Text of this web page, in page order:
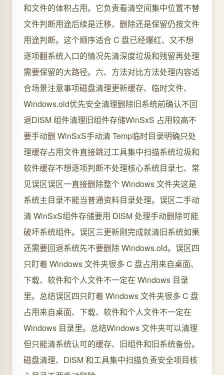
和文件的体积占用。它负责看清空间集中位置不替
文件判断用途后续是迁移、删除还是保留仍按文件
用途判断。这个顺序适合 C 盘已经爆红、又不想
逐项翻系统入口的情况先清深度垃圾和残留再处理
需要保留的大路径。六、方法对比方法处理内容适
合场景注意事项磁盘清理更新缓存、临时文件、
Windows.old优先安全清理删除旧系统前确认不回
退DISM 组件清理旧组件存储WinSxS 占用较高不
要手动删 WinSxS手动清 Temp临时目录明确只处
理缓存占用文件直接跳过工具集中扫描系统垃圾和
软件缓存不想逐项判断不处理核心系统目录七、常
见误区误区一直接删除整个 Windows 文件夹这是
系统主目录不能当普通资料目录处理。误区二手动
清 WinSxS组件存储要用 DISM 处理手动删除可能
破坏系统组件。误区三更新刚完成就清旧系统如果
还需要回退系统先不要删除 Windows.old。误区四
只盯着 Windows 文件夹很多 C 盘占用来自桌面、
下载、软件和个人文件不一定在 Windows 目录
里。总结误区四只盯着 Windows 文件夹很多 C 盘
占用来自桌面、下载、软件和个人文件不一定在
Windows 目录里。总结Windows 文件夹可以清理
但只能清系统认可的缓存、旧组件和旧系统备份。
磁盘清理、DISM 和工具集中扫描负责安全项目核